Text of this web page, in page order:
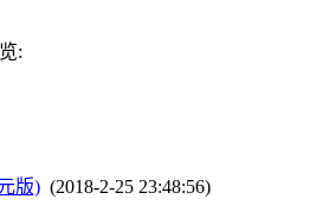
:
版) (2018-2-25 23:48:56)